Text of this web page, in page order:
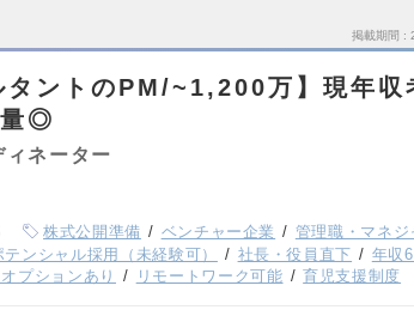
掲載期間
タントのPM/~1,200万】現年収
◎
ィネーター
株式公開準備 ベンチャー企業 管理職・マネジ
テンシャル採用（未経験可） 社長・役員直下
年収
プションあり リモートワーク可能 育児支援制度